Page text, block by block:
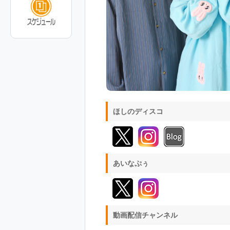
ほしのディスコ
あいなぷぅ
動画配信チャンネル